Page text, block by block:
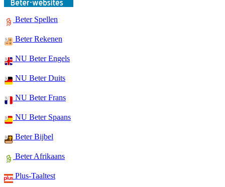
Beter Spellen
Beter Rekenen
NU Beter Engels
NU Beter Duits
NU Beter Frans
NU Beter Spaans
Beter Bijbel
Beter Afrikaans
Plus-Taaltest